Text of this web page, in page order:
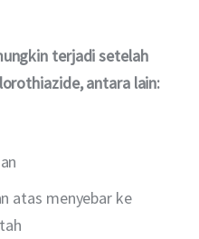
terjadi setelah
antara lain:
atas menyebar ke